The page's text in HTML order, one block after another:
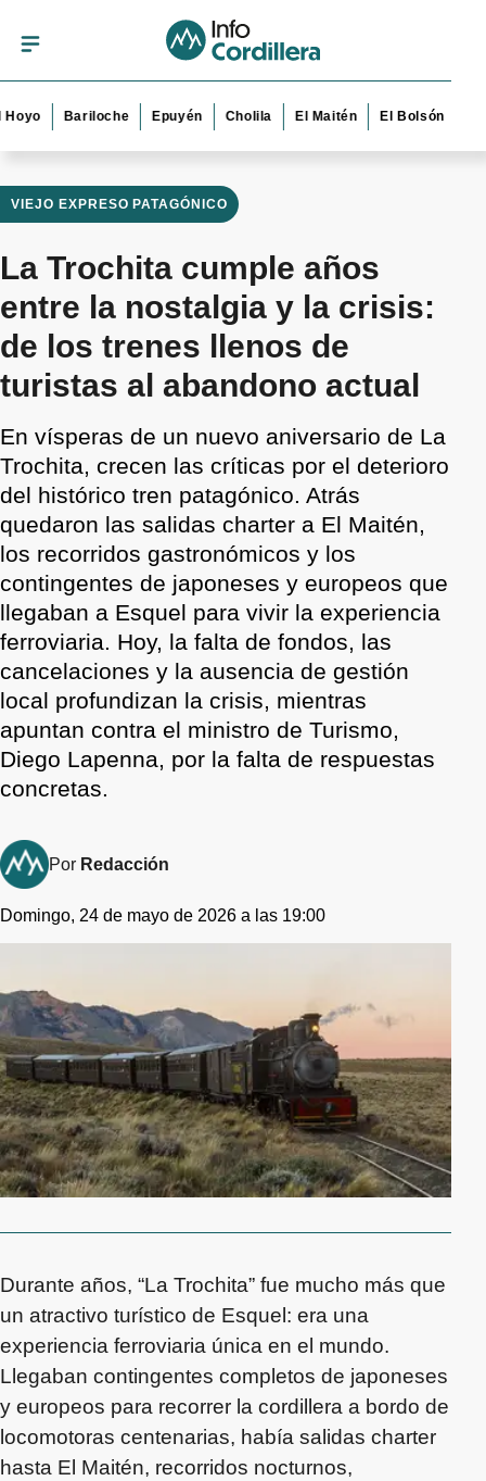
Bariloche Epuyén Cholila El Maitén El Bolsón Esquel
VIEJO EXPRESO PATAGÓNICO
La Trochita cumple años
entre la nostalgia y la crisis:
de los trenes llenos de
turistas al abandono actual
En vísperas de un nuevo aniversario de La
Trochita, crecen las críticas por el deterioro
del histórico tren patagónico. Atrás
quedaron las salidas charter a El Maitén,
los recorridos gastronómicos y los
contingentes de japoneses y europeos que
llegaban a Esquel para vivir la experiencia
ferroviaria. Hoy, la falta de fondos, las
cancelaciones y la ausencia de gestión
local profundizan la crisis, mientras
apuntan contra el ministro de Turismo,
Diego Lapenna, por la falta de respuestas
concretas.
Por Redacción
Domingo, 24 de mayo de 2026 a las 19:00
Durante años, “La Trochita” fue mucho más que
un atractivo turístico de Esquel: era una
experiencia ferroviaria única en el mundo.
Llegaban contingentes completos de japoneses
y europeos para recorrer la cordillera a bordo de
locomotoras centenarias, había salidas charter
hasta El Maitén, recorridos nocturnos,